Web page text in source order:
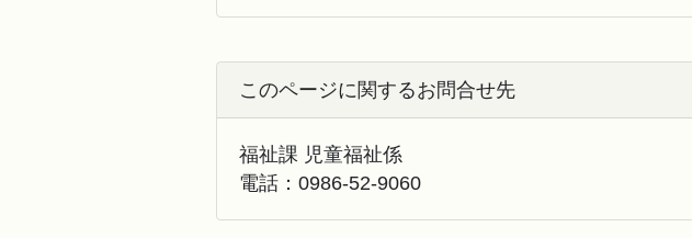
このページに関するお問合せ先
福祉課 児童福祉係
電話： 0986-52-9060